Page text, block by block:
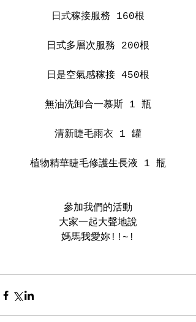
日式稼接服務 160根
日式多層次服務 200根
日是空氣感稼接 450根
無油洗卸合一慕斯 1 瓶
清新睫毛雨衣 1 罐
植物精華睫毛修護生長液 1 瓶
參加我們的活動
大家一起大聲地說
媽馬我愛妳!!~!